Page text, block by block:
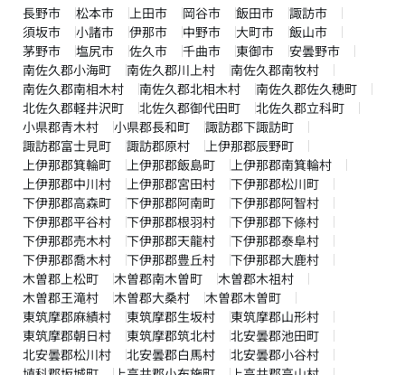
長野市 松本市 上田市 岡谷市 飯田市
諏訪市
須坂市
小諸市 伊那市 中野市 大町市
飯山市
茅野市
塩尻市 佐久市 千曲市 東御市
安曇野市
南佐久郡小海町
南佐久郡川上村
南佐久郡南牧村
南佐久郡南相木村
南佐久郡北相木村
南佐久郡佐久穂町
北佐久郡軽井沢町
北佐久郡御代田町
北佐久郡立科町
小県郡青木村
小県郡長和町
諏訪郡下諏訪町
諏訪郡富士見町
諏訪郡原村
上伊那郡辰野町
上伊那郡箕輪町
上伊那郡飯島町
上伊那郡南箕輪村
上伊那郡中川村
上伊那郡宮田村
下伊那郡松川町
下伊那郡高森町
下伊那郡阿南町
下伊那郡阿智村
下伊那郡平谷村
下伊那郡根羽村
下伊那郡下條村
下伊那郡売木村
下伊那郡天龍村
下伊那郡泰阜村
下伊那郡喬木村
下伊那郡豊丘村
下伊那郡大鹿村
木曽郡上松町
木曽郡南木曽町
木曽郡木祖村
木曽郡王滝村
木曽郡大桑村
木曽郡木曽町
東筑摩郡麻績村
東筑摩郡生坂村
東筑摩郡山形村
東筑摩郡朝日村
東筑摩郡筑北村
北安曇郡池田町
北安曇郡松川村
北安曇郡白馬村
北安曇郡小谷村